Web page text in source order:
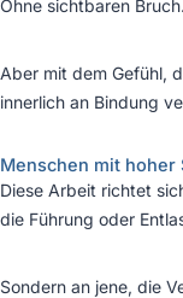
Ohne sichtbaren
Aber mit dem Gefühl,
innerlich an Bindung
Menschen mit
Diese Arbeit richtet
die Führung oder
Sondern an jene, die